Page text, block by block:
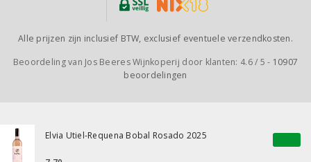
Elvia Utiel-Requena Bobal Rosado 2025
Alle prijzen zijn inclusief BTW, exclusief eventuele verzendkosten.
Beoordeling van Jos Beeres Wijnkoperij door klanten: 4.6/ 5 - 10907
beoordelingen